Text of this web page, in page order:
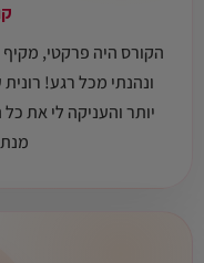
הקורס היה פרקטי,
ונהנתי מכל רגע!
יותר והעניקה לי את